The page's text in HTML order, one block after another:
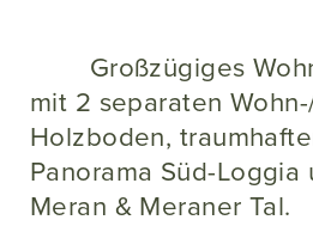
Großzügiges Wohn-Penthouse
mit 2 separaten
Holzboden,
Panorama Süd-
Meran & Meraner Tal.